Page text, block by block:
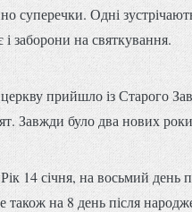
суперечки. Одні
заборони на святкування.
прийшло із Старого
Завжди було два нових
14 січня, на восьмий день
також на 8 день після